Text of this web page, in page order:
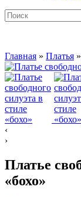
Главная » Платья »
‹
›
Платье
«бохо»